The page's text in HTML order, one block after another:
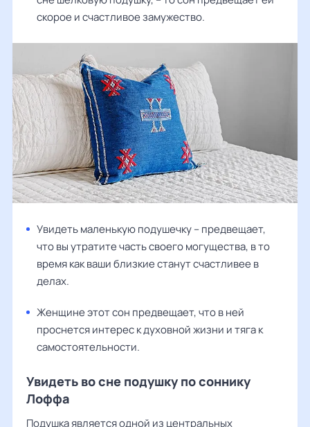
скорое и счастливое замужество.
Увидеть маленькую подушечку – предвещает,
что вы утратите часть своего могущества, в то
время как ваши близкие станут счастливее в
делах.
Женщине этот сон предвещает, что в ней
проснется интерес к духовной жизни и тяга к
самостоятельности.
Увидеть во сне подушку по соннику
Лоффа
Подушка является одной из центральных